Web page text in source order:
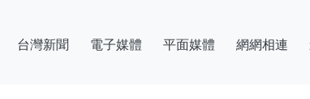
台灣新聞 電子媒體 平面媒體 網網相連